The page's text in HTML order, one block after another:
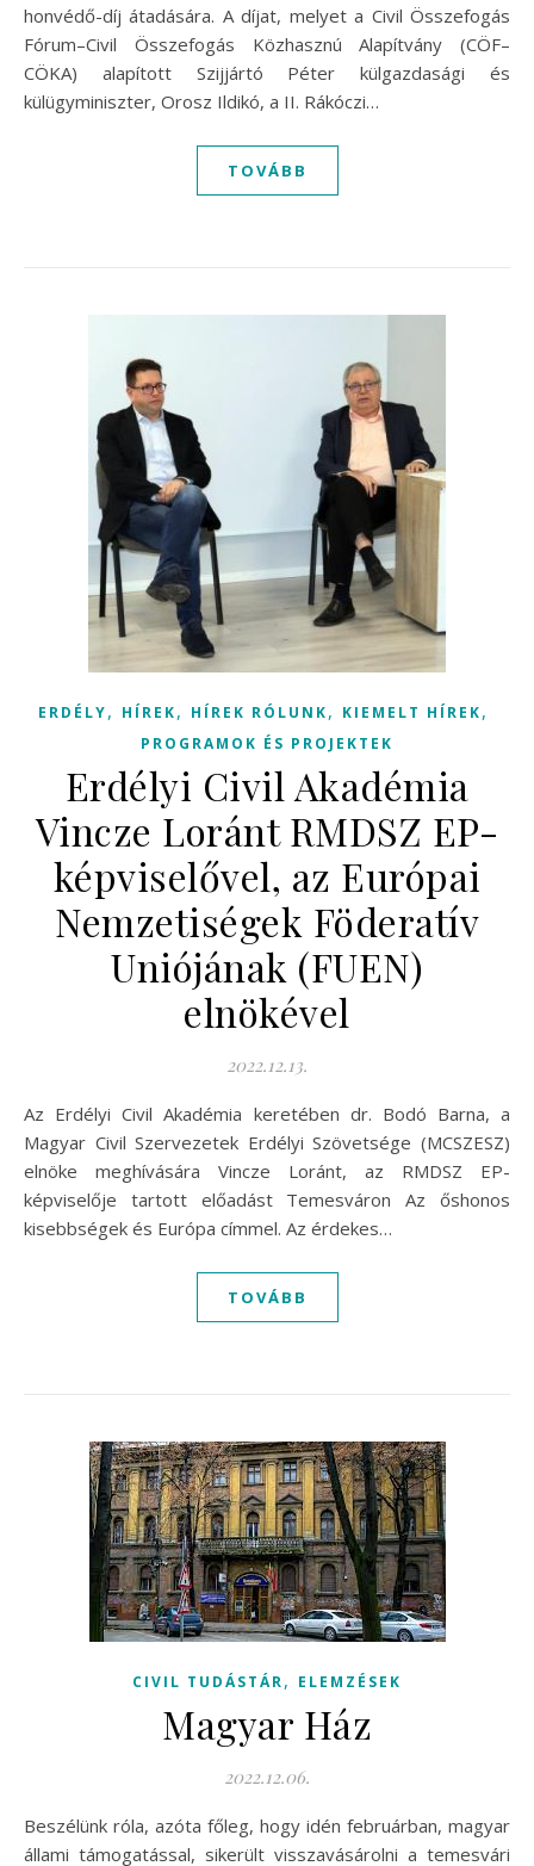
honvédő-díj átadására. A díjat, melyet a Civil Összefogás
Fórum–Civil Összefogás Közhasznú Alapítvány (CÖF–
CÖKA) alapított Szijjártó Péter külgazdasági és
külügyminiszter, Orosz Ildikó, a II. Rákóczi…
TOVÁBB
ERDÉLY, HÍREK, HÍREK RÓLUNK, KIEMELT HÍREK,
PROGRAMOK ÉS PROJEKTEK
Erdélyi Civil Akadémia
Vincze Loránt RMDSZ EP-
képviselővel, az Európai
Nemzetiségek Föderatív
Uniójának (FUEN)
elnökével
2022.12.13.
Az Erdélyi Civil Akadémia keretében dr. Bodó Barna, a
Magyar Civil Szervezetek Erdélyi Szövetsége (MCSZESZ)
elnöke meghívására Vincze Loránt, az RMDSZ EP-
képviselője tartott előadást Temesváron Az őshonos
kisebbségek és Európa címmel. Az érdekes…
TOVÁBB
CIVIL TUDÁSTÁR, ELEMZÉSEK
Magyar Ház
2022.12.06.
Beszélünk róla, azóta főleg, hogy idén februárban, magyar
állami támogatással, sikerült visszavásárolni a temesvári